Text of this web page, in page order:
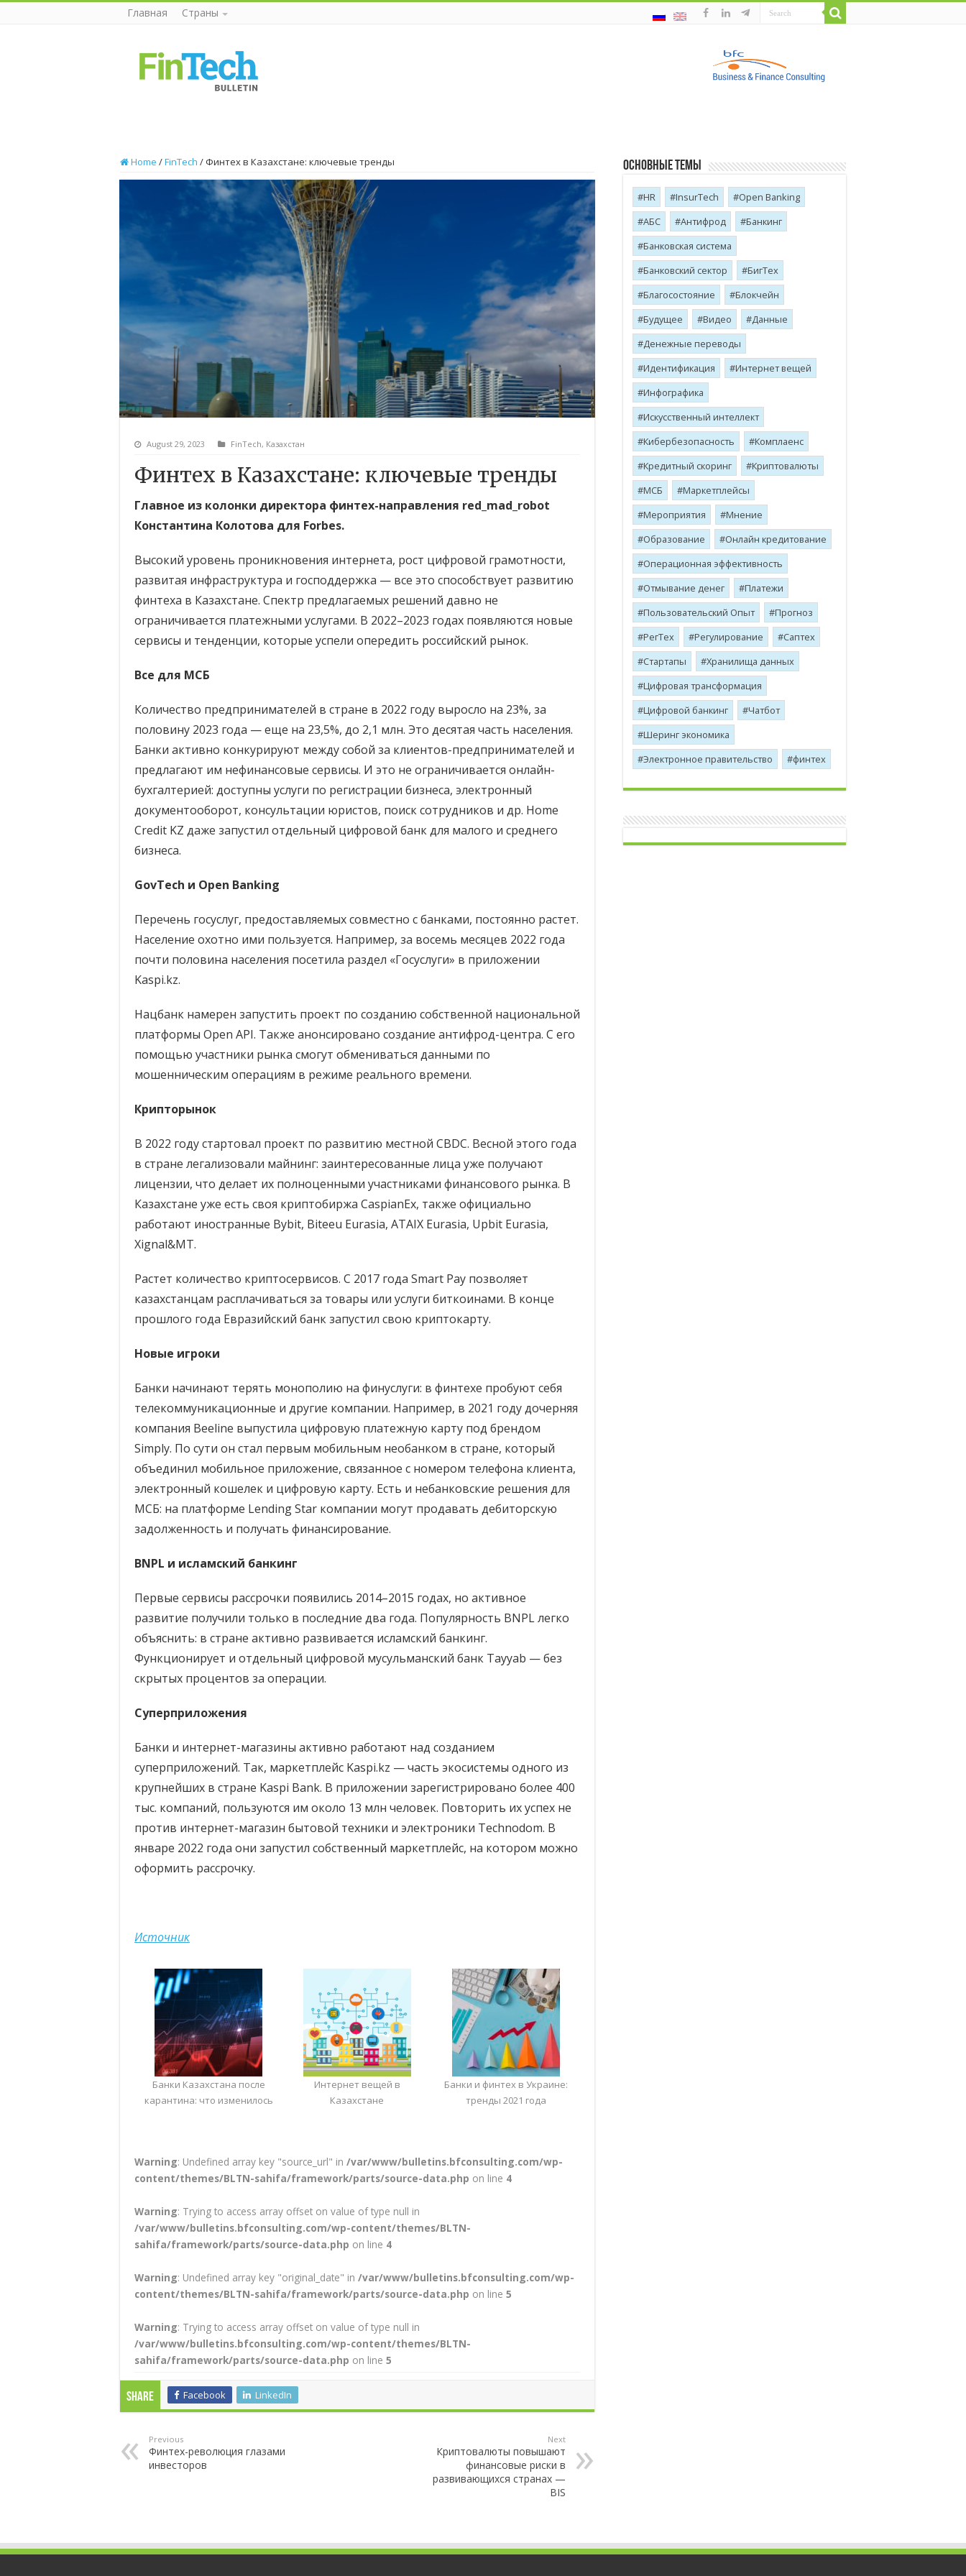
Главная Страны
Home /FinTech / Финтех в Казахстане: ключевые тренды
August 29, 2023 FinTech, Казахстан
Финтех в Казахстане: ключевые тренды
Главное из колонки директора финтех-направления red_mad_robot
Константина Колотова для Forbes.
Высокий уровень проникновения интернета, рост цифровой грамотности,
развитая инфраструктура и господдержка — все это способствует развитию
финтеха в Казахстане. Спектр предлагаемых решений давно не
ограничивается платежными услугами. В 2022–2023 годах появляются новые
сервисы и тенденции, которые успели опередить российский рынок.
Все для МСБ
Количество предпринимателей в стране в 2022 году выросло на 23%, за
половину 2023 года — еще на 23,5%, до 2,1 млн. Это десятая часть населения.
Банки активно конкурируют между собой за клиентов-предпринимателей и
предлагают им нефинансовые сервисы. И это не ограничивается онлайн-
бухгалтерией: доступны услуги по регистрации бизнеса, электронный
документооборот, консультации юристов, поиск сотрудников и др. Home
Credit KZ даже запустил отдельный цифровой банк для малого и среднего
бизнеса.
GovTech и Open Banking
Перечень госуслуг, предоставляемых совместно с банками, постоянно растет.
Население охотно ими пользуется. Например, за восемь месяцев 2022 года
почти половина населения посетила раздел «Госуслуги» в приложении
Kaspi.kz.
Нацбанк намерен запустить проект по созданию собственной национальной
платформы Open API. Также анонсировано создание антифрод-центра. С его
помощью участники рынка смогут обмениваться данными по
мошенническим операциям в режиме реального времени.
Крипторынок
В 2022 году стартовал проект по развитию местной CBDC. Весной этого года
в стране легализовали майнинг: заинтересованные лица уже получают
лицензии, что делает их полноценными участниками финансового рынка. В
Казахстане уже есть своя криптобиржа CaspianEx, также официально
работают иностранные Bybit, Biteeu Eurasia, ATAIX Eurasia, Upbit Eurasia,
Xignal&MT.
Растет количество криптосервисов. С 2017 года Smart Pay позволяет
казахстанцам расплачиваться за товары или услуги биткоинами. В конце
прошлого года Евразийский банк запустил свою криптокарту.
Новые игроки
Банки начинают терять монополию на финуслуги: в финтехе пробуют себя
телекоммуникационные и другие компании. Например, в 2021 году дочерняя
компания Beeline выпустила цифровую платежную карту под брендом
Simply. По сути он стал первым мобильным необанком в стране, который
объединил мобильное приложение, связанное с номером телефона клиента,
электронный кошелек и цифровую карту. Есть и небанковские решения для
МСБ: на платформе Lending Star компании могут продавать дебиторскую
задолженность и получать финансирование.
BNPL и исламский банкинг
Первые сервисы рассрочки появились 2014–2015 годах, но активное
развитие получили только в последние два года. Популярность BNPL легко
объяснить: в стране активно развивается исламский банкинг.
Функционирует и отдельный цифровой мусульманский банк Tayyab — без
скрытых процентов за операции.
Суперприложения
Банки и интернет-магазины активно работают над созданием
суперприложений. Так, маркетплейс Kaspi.kz — часть экосистемы одного из
крупнейших в стране Kaspi Bank. В приложении зарегистрировано более 400
тыс. компаний, пользуются им около 13 млн человек. Повторить их успех не
против интернет-магазин бытовой техники и электроники Technodom. В
январе 2022 года они запустил собственный маркетплейс, на котором можно
оформить рассрочку.
Источник
Банки Казахстана после
карантина: что изменилось
Интернет вещей в
Казахстане
Банки и финтех в Украине:
тренды 2021 года
Warning: Undefined array key "source_url" in /var/www/bulletins.bfconsulting.com/wp-
content/themes/BLTN-sahifa/framework/parts/source-data.php on line 4
Warning: Trying to access array offset on value of type null in
/var/www/bulletins.bfconsulting.com/wp-content/themes/BLTN-
sahifa/framework/parts/source-data.php on line 4
Warning: Undefined array key "original_date" in /var/www/bulletins.bfconsulting.com/wp-
content/themes/BLTN-sahifa/framework/parts/source-data.php on line 5
Warning: Trying to access array offset on value of type null in
/var/www/bulletins.bfconsulting.com/wp-content/themes/BLTN-
sahifa/framework/parts/source-data.php on line 5
Share Facebook LinkedIn
Previous
Финтех-революция глазами
инвесторов
Next
Криптовалюты повышают
финансовые риски в
развивающихся странах —
BIS
Основные темы
HR InsurTech
Open Banking
АБС
Антифрод
Банкинг
Банковская система
Банковский сектор
БигТех
Благосостояние
Блокчейн
Будущее
Видео
Данные
Денежные переводы
Идентификация
Интернет вещей
Инфографика
Искусственный интеллект
Кибербезопасность
Комплаенс
Кредитный скоринг
Криптовалюты
МСБ
Маркетплейсы
Мероприятия
Мнение
Образование
Онлайн кредитование
Операционная эффективность
Отмывание денег
Платежи
Пользовательский Опыт
Прогноз
РегТех
Регулирование
Саптех
Стартапы
Хранилища данных
Цифровая трансформация
Цифровой банкинг
Чатбот
Шеринг экономика
Электронное правительство
финтех